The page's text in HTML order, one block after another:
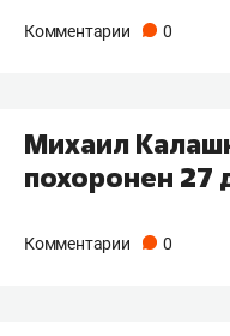
Комментарии 0
Михаил
похоронен 27
Комментарии 0